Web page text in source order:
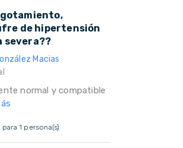
de hipertensión
severa??
Macias
normal y compatible
para 1 persona(s)